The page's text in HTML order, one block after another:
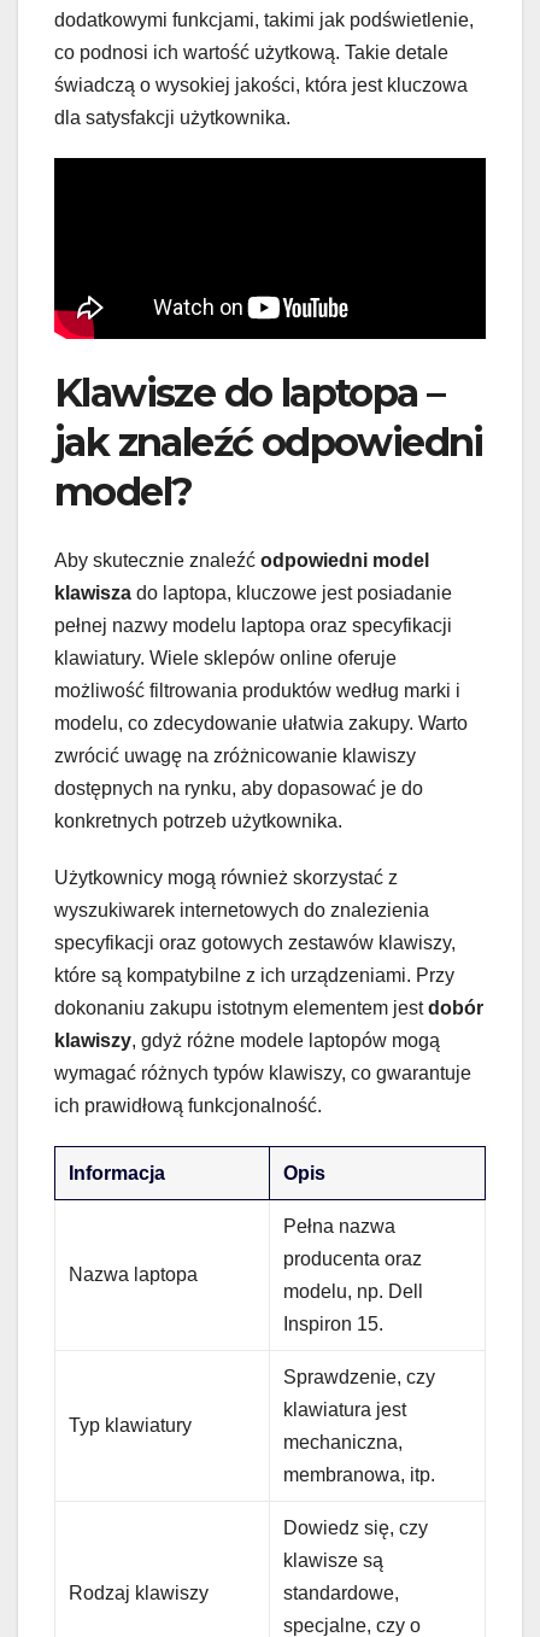
dodatkowymi funkcjami, takimi jak podświetlenie,
co podnosi ich wartość użytkową. Takie detale
świadczą o wysokiej jakości, która jest kluczowa
dla satysfakcji użytkownika.
Klawisze do laptopa –
jak znaleźć odpowiedni
model?
Aby skutecznie znaleźć odpowiedni model
klawisza do laptopa, kluczowe jest posiadanie
pełnej nazwy modelu laptopa oraz specyfikacji
klawiatury. Wiele sklepów online oferuje
możliwość filtrowania produktów według marki i
modelu, co zdecydowanie ułatwia zakupy. Warto
zwrócić uwagę na zróżnicowanie klawiszy
dostępnych na rynku, aby dopasować je do
konkretnych potrzeb użytkownika.
Użytkownicy mogą również skorzystać z
wyszukiwarek internetowych do znalezienia
specyfikacji oraz gotowych zestawów klawiszy,
które są kompatybilne z ich urządzeniami. Przy
dokonaniu zakupu istotnym elementem jestdobór
klawiszy, gdyż różne modele laptopów mogą
wymagać różnych typów klawiszy, co gwarantuje
ich prawidłową funkcjonalność.
Informacja Opis
Nazwa laptopa
Pełna nazwa
producenta oraz
modelu, np. Dell
Inspiron 15.
Typ klawiatury
Sprawdzenie, czy
klawiatura jest
mechaniczna,
membranowa, itp.
Rodzaj klawiszy
Dowiedz się, czy
klawisze są
standardowe,
specjalne, czy o